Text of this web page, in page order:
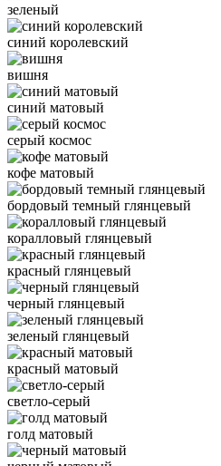
зеленый
синий королевский
вишня
синий матовый
серый космос
кофе матовый
бордовый темный глянцевый
коралловый глянцевый
красный глянцевый
черный глянцевый
зеленый глянцевый
красный матовый
светло-серый
голд матовый